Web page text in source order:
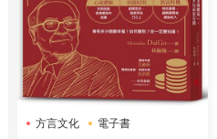
方言文化
電子書